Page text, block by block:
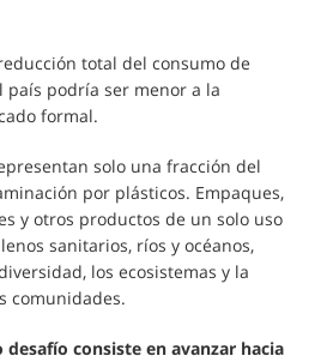
total del consumo de
país podría ser menor a la
formal.
solo una fracción del
por plásticos. Empaques,
y otros productos de un solo uso
sanitarios, ríos y océanos,
los ecosistemas y la
comunidades.
desafío consiste en avanzar hacia